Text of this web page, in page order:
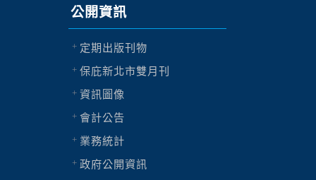
公開資訊
定期出版刊物
保庇新北市雙月刊
資訊圖像
會計公告
業務統計
政府公開資訊